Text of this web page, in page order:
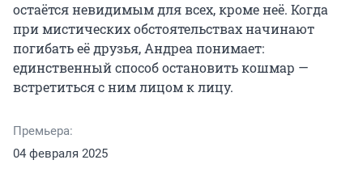
остаётся невидимым для всех, кроме неё. Когда
при мистических обстоятельствах начинают
погибать её друзья, Андреа понимает:
единственный способ остановить кошмар —
встретиться с ним лицом к лицу.
Премьера:
04 февраля 2025